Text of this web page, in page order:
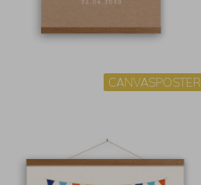
CANVASPOSTER